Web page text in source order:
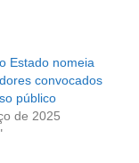
Estado nomeia
convocados
público
de 2025